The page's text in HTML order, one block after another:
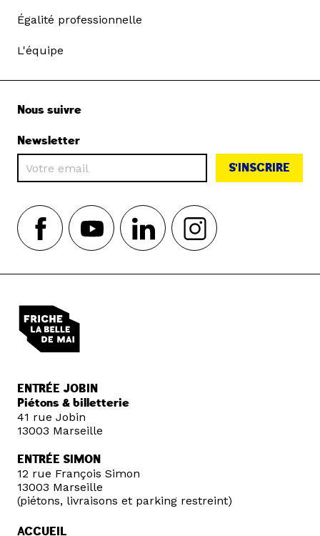
Égalité professionnelle
L'équipe
Nous suivre
Newsletter
S'INSCRIRE
ENTRÉE JOBIN
Piétons & billetterie
41 rue Jobin
13003 Marseille
ENTRÉE SIMON
12 rue François Simon
13003 Marseille
(piétons, livraisons et parking restreint)
ACCUEIL